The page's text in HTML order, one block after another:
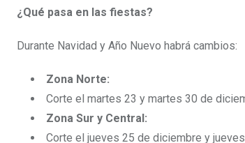
¿Qué pasa en las fiestas?
Durante Navidad y Año Nuevo habrá cambios:
Zona Norte:
Corte el martes 23 y martes 30 de
Zona Sur y Central:
Corte el jueves 25 de diciembre y